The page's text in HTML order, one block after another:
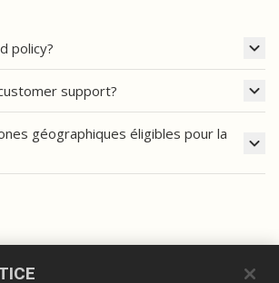
policy?
support?
géographiques éligibles pour la